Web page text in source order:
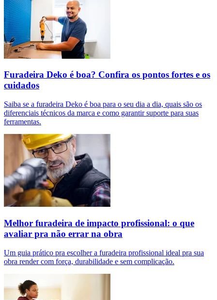
Furadeira Deko é boa? Confira os pontos fortes e os
cuidados
Saiba se a furadeira Deko é boa para o seu dia a dia, quais são os
diferenciais técnicos da marca e como garantir suporte para suas
ferramentas.
Melhor furadeira de impacto profissional: o que
avaliar pra não errar na obra
Um guia prático pra escolher a furadeira profissional ideal pra sua
obra render com força, durabilidade e sem complicação.